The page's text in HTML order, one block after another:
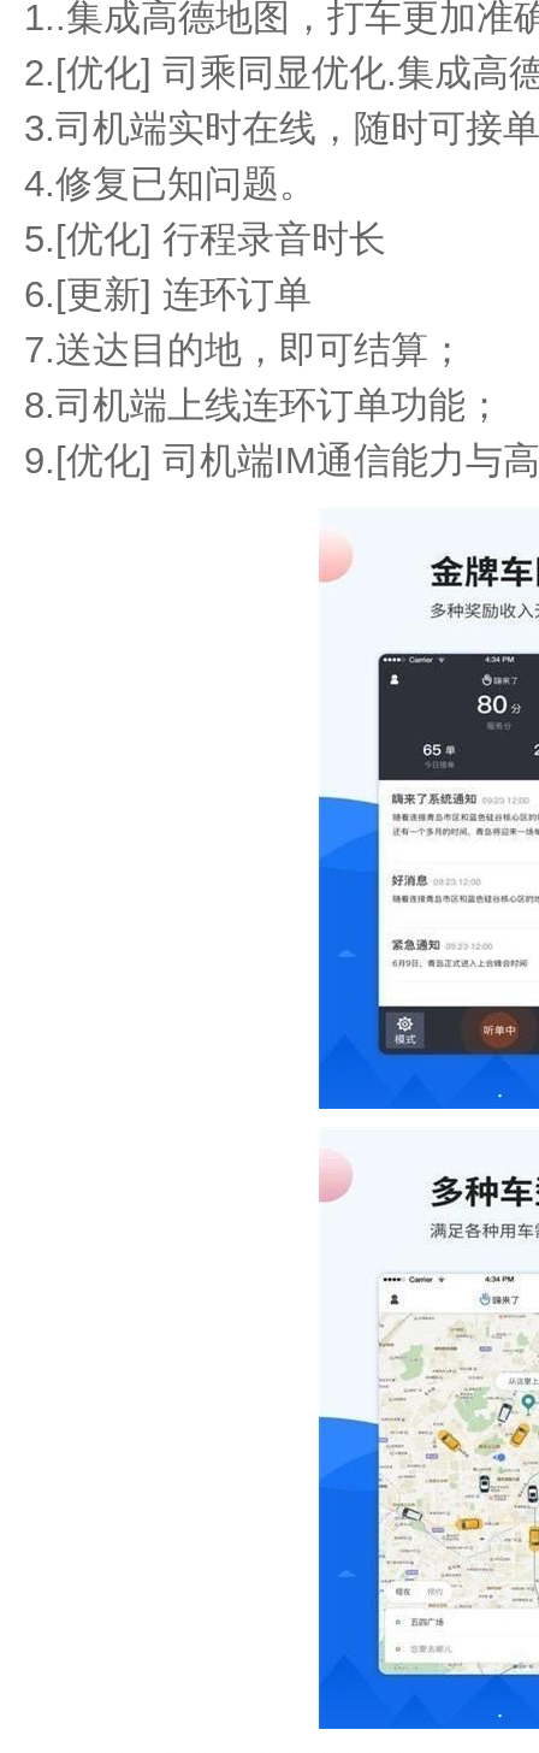
1..集成高德地图，打车更加准
2.[优化] 司乘同显优化.集成高
3.司机端实时在线，随时可接
4.修复已知问题。
5.[优化] 行程录音时长
6.[更新] 连环订单
7.送达目的地，即可结算；
8.司机端上线连环订单功能；
9.[优化] 司机端IM通信能力与